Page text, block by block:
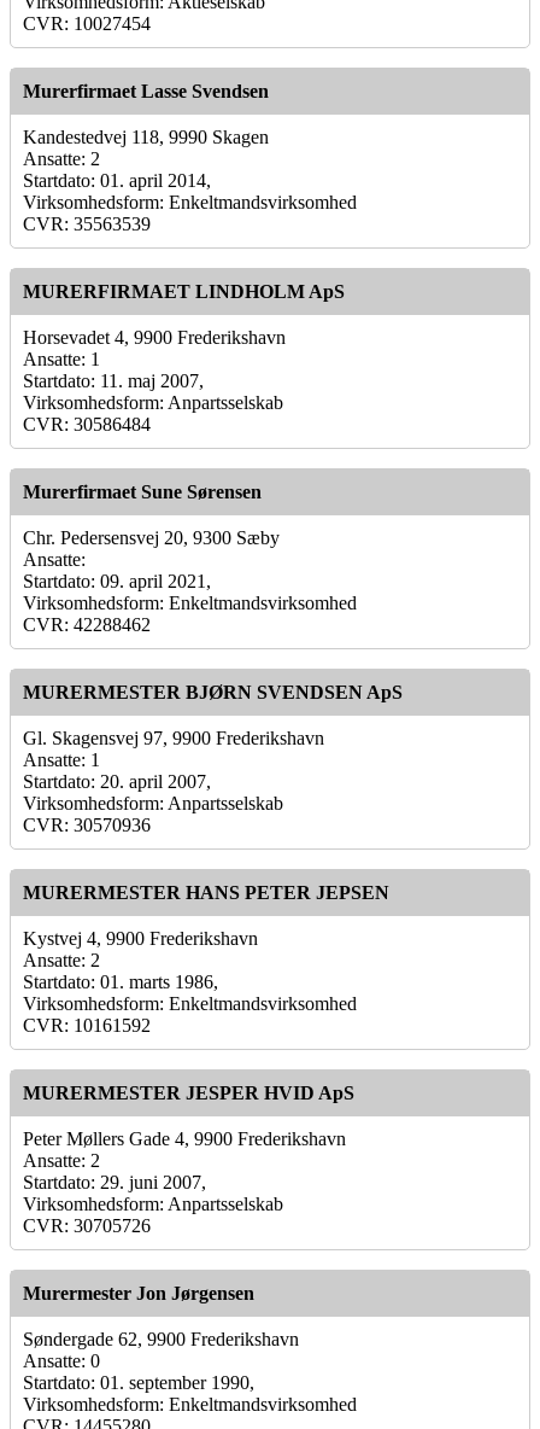
CVR: 10027454
Murerfirmaet Lasse Svendsen
Kandestedvej 118, 9990 Skagen
Ansatte: 2
Startdato: 01. april 2014,
Virksomhedsform: Enkeltmandsvirksomhed
CVR: 35563539
MURERFIRMAET LINDHOLM ApS
Horsevadet 4, 9900 Frederikshavn
Ansatte: 1
Startdato: 11. maj 2007,
Virksomhedsform: Anpartsselskab
CVR: 30586484
Murerfirmaet Sune Sørensen
Chr. Pedersensvej 20, 9300 Sæby
Ansatte:
Startdato: 09. april 2021,
Virksomhedsform: Enkeltmandsvirksomhed
CVR: 42288462
MURERMESTER BJØRN SVENDSEN ApS
Gl. Skagensvej 97, 9900 Frederikshavn
Ansatte: 1
Startdato: 20. april 2007,
Virksomhedsform: Anpartsselskab
CVR: 30570936
MURERMESTER HANS PETER JEPSEN
Kystvej 4, 9900 Frederikshavn
Ansatte: 2
Startdato: 01. marts 1986,
Virksomhedsform: Enkeltmandsvirksomhed
CVR: 10161592
MURERMESTER JESPER HVID ApS
Peter Møllers Gade 4, 9900 Frederikshavn
Ansatte: 2
Startdato: 29. juni 2007,
Virksomhedsform: Anpartsselskab
CVR: 30705726
Murermester Jon Jørgensen
Søndergade 62, 9900 Frederikshavn
Ansatte: 0
Startdato: 01. september 1990,
Virksomhedsform: Enkeltmandsvirksomhed